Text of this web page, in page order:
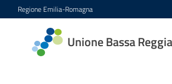
Vai al contenuto
Vai alla navigazione
Vai al footer
Regione Emilia-Romagna
Unione Bassa
Unione
Bassa